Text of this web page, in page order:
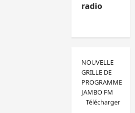
radio
NOUVELLE
GRILLE DE
PROGRAMME
JAMBO FM
Télécharger